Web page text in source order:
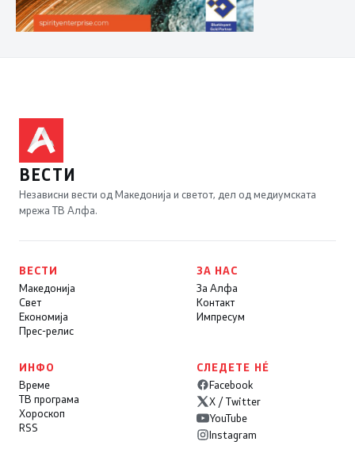
ВЕСТИ
Независни вести од Македонија и светот, дел од медиумската
мрежа ТВ Алфа.
ВЕСТИ
Македонија
Свет
Економија
Прес-релис
ЗА НАС
За Алфа
Контакт
Импресум
ИНФО
Време
ТВ програма
Хороскоп
RSS
СЛЕДЕТЕ НÉ
Facebook
X / Twitter
YouTube
Instagram